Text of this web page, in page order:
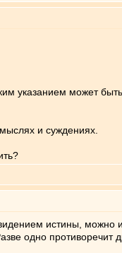
указанием может
и суждениях.
истины, можно
одно противоречит